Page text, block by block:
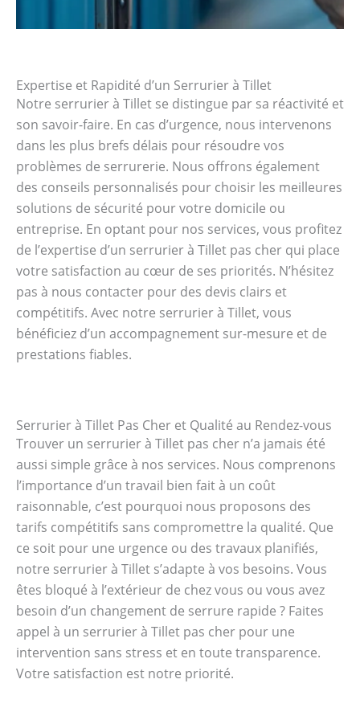
Expertise et Rapidité d’un Serrurier à Tillet
Notre serrurier à Tillet se distingue par sa réactivité et
son savoir-faire. En cas d’urgence, nous intervenons
dans les plus brefs délais pour résoudre vos
problèmes de serrurerie. Nous offrons également
des conseils personnalisés pour choisir les meilleures
solutions de sécurité pour votre domicile ou
entreprise. En optant pour nos services, vous profitez
de l’expertise d’un serrurier à Tillet pas cher qui place
votre satisfaction au cœur de ses priorités. N’hésitez
pas à nous contacter pour des devis clairs et
compétitifs. Avec notre serrurier à Tillet, vous
bénéficiez d’un accompagnement sur-mesure et de
prestations fiables.
Serrurier à Tillet Pas Cher et Qualité au Rendez-vous
Trouver un serrurier à Tillet pas cher n’a jamais été
aussi simple grâce à nos services. Nous comprenons
l’importance d’un travail bien fait à un coût
raisonnable, c’est pourquoi nous proposons des
tarifs compétitifs sans compromettre la qualité. Que
ce soit pour une urgence ou des travaux planifiés,
notre serrurier à Tillet s’adapte à vos besoins. Vous
êtes bloqué à l’extérieur de chez vous ou vous avez
besoin d’un changement de serrure rapide ? Faites
appel à un serrurier à Tillet pas cher pour une
intervention sans stress et en toute transparence.
Votre satisfaction est notre priorité.